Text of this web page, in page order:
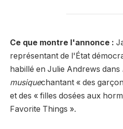
Ce que montre l'annonce :
représentant de l'État
habillé en Julie Andrews dans
musiquechantant « des
et des « filles dosées aux
Favorite Things ».